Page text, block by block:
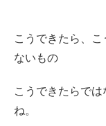
こうできたら、
ないもの
こうできたらで
ね。